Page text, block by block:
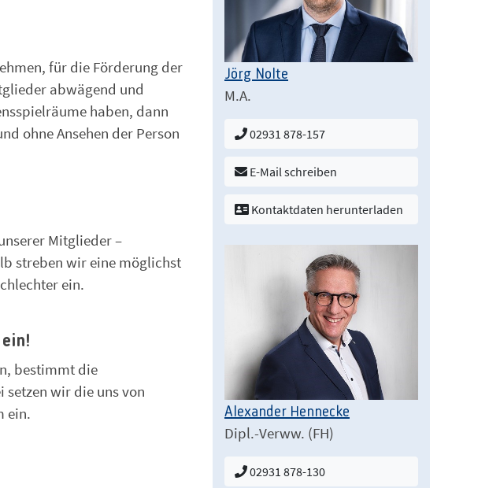
für die Förderung der
abwägend und
haben, dann
ohne Ansehen der Person
Mitglieder –
streben wir eine möglichst
ein.
bestimmt die
wir die uns von
ein.
Jörg Nolte
M.A.
02931 878-157
E-Mail schreiben
Kontaktdaten herunterladen
Alexander Hennecke
Dipl.-Verww. (FH)
02931 878-130